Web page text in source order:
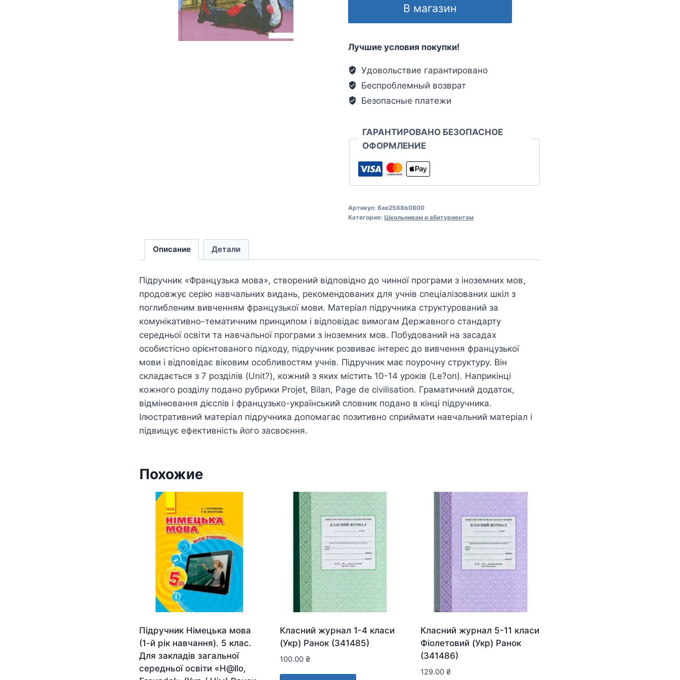
В магазин
Лучшие условия покупки!
Удовольствие гарантировано
Беспроблемный возврат
Безопасные платежи
ГАРАНТИРОВАНО БЕЗОПАСНОЕ
ОФОРМЛЕНИЕ
Артикул: 6ae2568b0800
Категория: Школьникам и абитуриентам
Описание Детали
Підручник «Французька мова», створений відповідно до чинної програми з іноземних мов,
продовжує серію навчальних видань, рекомендованих для учнів спеціалізованих шкіл з
поглибленим вивченням французької мови. Матеріал підручника структурований за
комунікативно-тематичним принципом і відповідає вимогам Державного стандарту
середньої освіти та навчальної програми з іноземних мов. Побудований на засадах
особистісно орієнтованого підходу, підручник розвиває інтерес до вивчення французької
мови і відповідає віковим особливостям учнів. Підручник має поурочну структуру. Він
складається з 7 розділів (Unit?), кожний з яких містить 10-14 уроків (Le?on). Наприкінці
кожного розділу подано рубрики Projet, Bilan, Page de civilisation. Граматичний додаток,
відмінювання дієслів і французько-український словник подано в кінці підручника.
Ілюстративний матеріал підручника допомагає позитивно сприймати навчальний матеріал і
підвищує ефективність його засвоєння.
Похожие
Підручник Німецька мова
(1-й рік навчання). 5 клас.
Для закладів загальної
середньої освіти «H@llo,
Класний журнал 1-4 класи
(Укр) Ранок (341485)
100.00 ₴
Класний журнал 5-11 класи
Фіолетовий (Укр) Ранок
(341486)
129.00 ₴